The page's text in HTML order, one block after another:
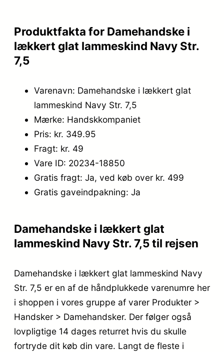
,
.
Produktfakta for Damehandske i
lækkert glat lammeskind Navy Str.
7,5
Varenavn: Damehandske i lækkert glat
lammeskind Navy Str. 7,5
Mærke: Handskkompaniet
Pris: kr. 349.95
Fragt: kr. 49
Vare ID: 20234-18850
Gratis fragt: Ja, ved køb over kr. 499
Gratis gaveindpakning: Ja
Damehandske i lækkert glat
lammeskind Navy Str. 7,5 til rejsen
Damehandske i lækkert glat lammeskind Navy
Str. 7,5 er en af de håndplukkede varenumre her
i shoppen i vores gruppe af varer Produkter >
Handsker > Damehandsker. Der følger også
lovpligtige 14 dages returret hvis du skulle
fortryde dit køb din vare. Langt de fleste i